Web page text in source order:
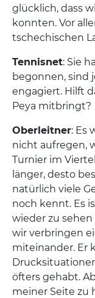
glücklich, dass
konnten. Vor
tschechischen
Tennisnet: Sie
begonnen, sind
engagiert. Hilft
Peya mitbringt?
Oberleitner: Es
nicht aufregen,
Turnier im
länger, desto
natürlich viele
noch kennt. Es
wieder zu
wir verbringen
miteinander. Er
öfters gehabt.
meiner Seite zu